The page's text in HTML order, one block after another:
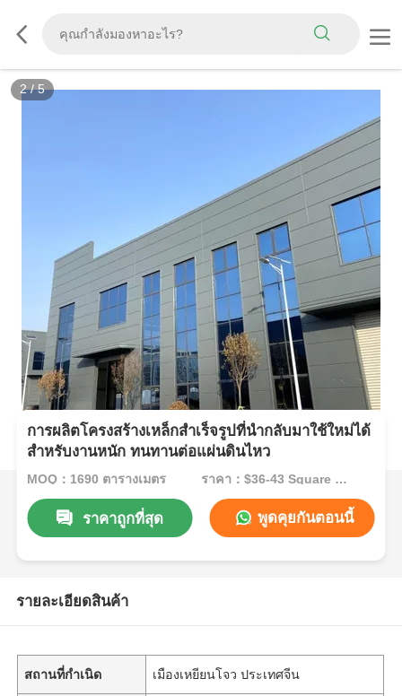
2/5
การผลิตโครงสร้างเหล็กสำเร็จรูปที่นำกลับมาใช้ใหม่ได้
สำหรับงานหนัก ทนทานต่อแผ่นดินไหว
MOQ：1690 ตารางเมตร ราคา：$36-43 Square Meters
ราคาถูกที่สุด พูดคุยกันตอนนี้
รายละเอียดสินค้า
สถานที่กำเนิด เมืองเหยียนโจว ประเทศจีน